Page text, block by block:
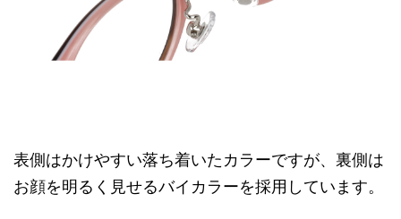
表側はかけやすい落ち着いたカラーですが、裏側は
お顔を明るく見せるバイカラーを採用しています。